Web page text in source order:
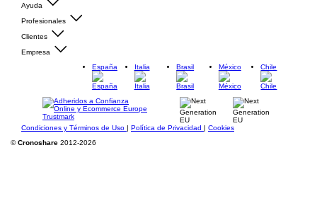
Ayuda
Profesionales
Clientes
Empresa
España
Italia Brasil México Chile
Condiciones y Términos de Uso | Política de Privacidad | Cookies
©Cronoshare 2012-2026